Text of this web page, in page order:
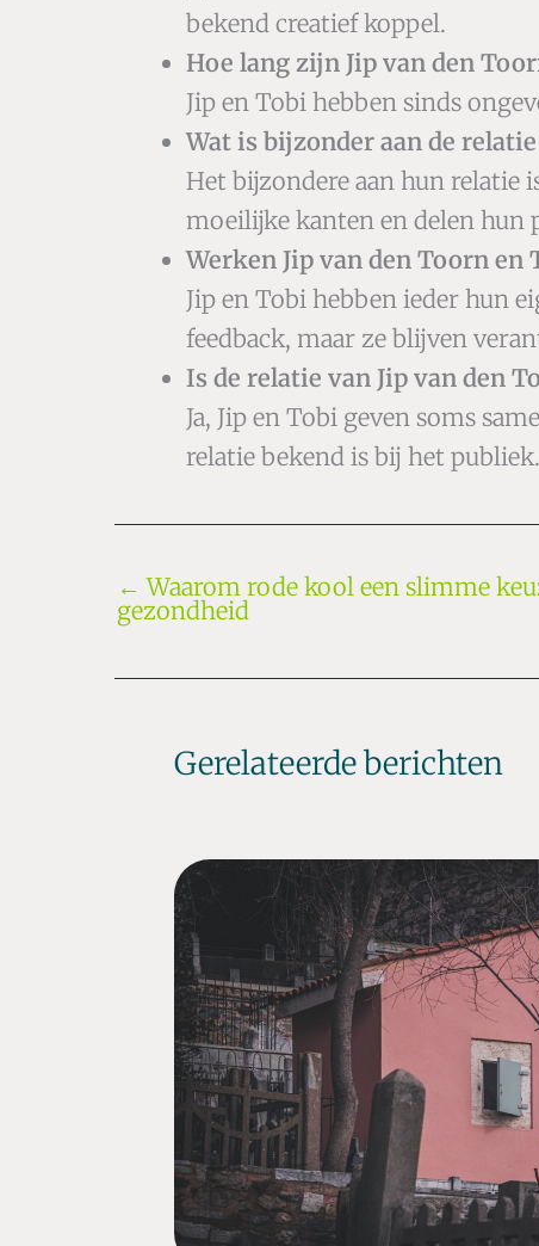
bekend creatief koppel.
Hoe lang zijn Jip van den
Jip en Tobi hebben sinds
Wat is bijzonder aan de
Het bijzondere aan hun relatie
moeilijke kanten en delen hun
Werken Jip van den Toorn en
Jip en Tobi hebben ieder hun
feedback, maar ze blijven
Is de relatie van Jip van den
Ja, Jip en Tobi geven soms
relatie bekend is bij het publiek.
← Waarom rode kool een slimme
gezondheid
Gerelateerde berichten